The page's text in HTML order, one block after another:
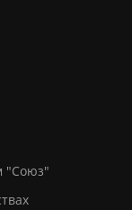
"Союз"